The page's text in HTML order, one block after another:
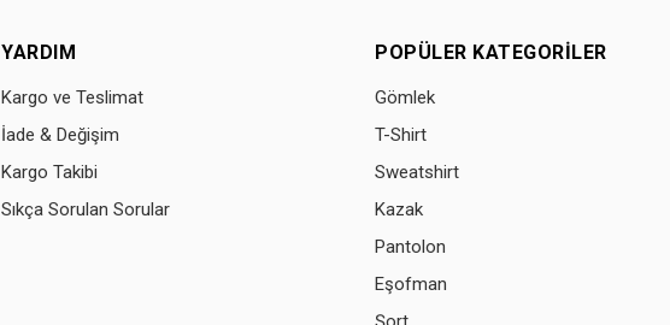
YARDIM
Kargo ve Teslimat
İade & Değişim
Kargo Takibi
Sıkça Sorulan Sorular
POPÜLER KATEGORILER
Gömlek
T-Shirt
Sweatshirt
Kazak
Pantolon
Eşofman